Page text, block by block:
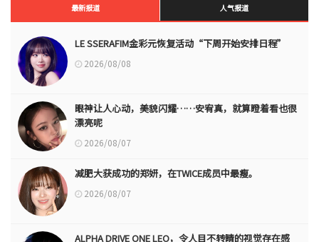
最新报道 人气报道
LE SSERAFIM金彩元恢复活动“下周开始安排日程”
2026/08/08
眼神让人心动，美貌闪耀……安宥真，就算瞪着看也很
漂亮呢
2026/08/07
减肥大获成功的郑妍，在TWICE成员中最瘦。
2026/08/07
ALPHA DRIVE ONE LEO，令人目不转睛的视觉存在感